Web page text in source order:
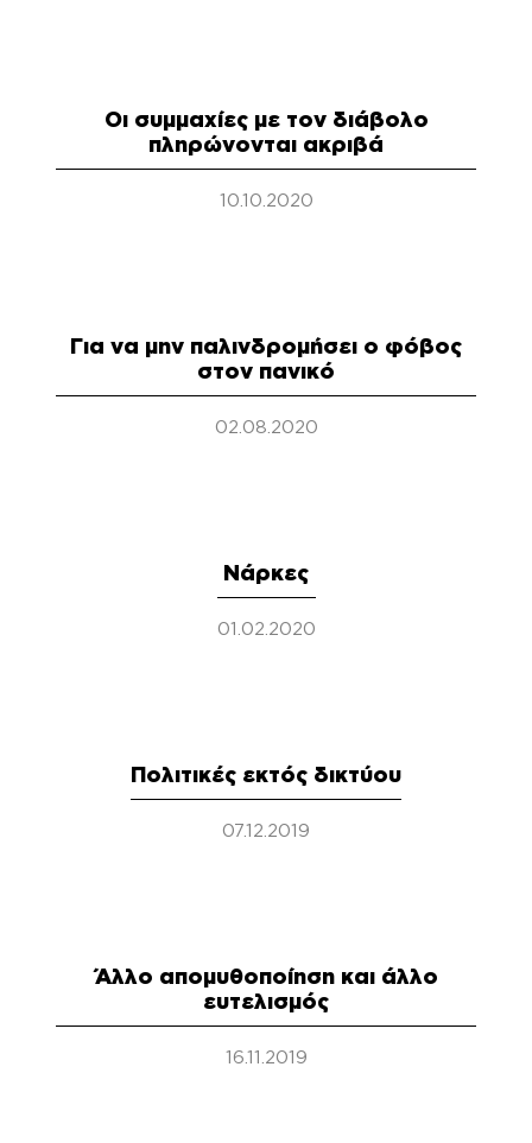
Οι συμμαχίες με τον διάβολο
πληρώνονται ακριβά
10.10.2020
Για να μην παλινδρομήσει ο φόβος
στον πανικό
02.08.2020
Νάρκες
01.02.2020
Πολιτικές εκτός δικτύου
07.12.2019
Άλλο απομυθοποίηση και άλλο
ευτελισμός
16.11.2019